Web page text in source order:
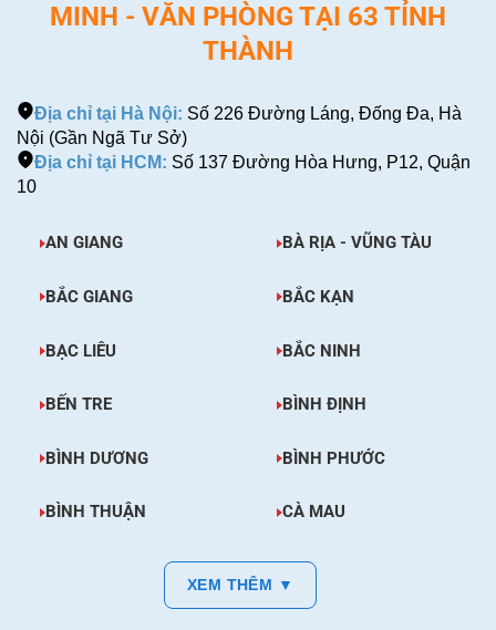
MINH - VĂN PHÒNG TẠI 63 TỈNH
THÀNH
Địa chỉ tại Hà Nội: Số 226 Đường Láng, Đống Đa, Hà
Nội (Gần Ngã Tư Sở)
Địa chỉ tại HCM: Số 137 Đường Hòa Hưng, P12, Quận
10
AN GIANG BÀ RỊA - VŨNG TÀU
BẮC GIANG BẮC KẠN
BẠC LIÊU BẮC NINH
BẾN TRE BÌNH ĐỊNH
BÌNH DƯƠNG BÌNH PHƯỚC
BÌNH THUẬN CÀ MAU
XEM THÊM ▼